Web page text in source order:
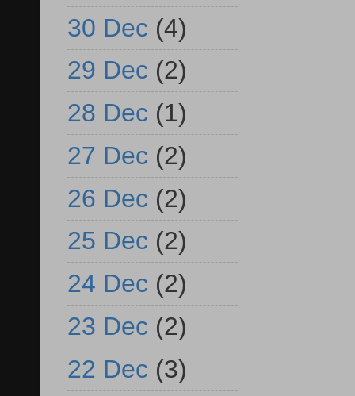
30 Dec (4)
29 Dec (2)
28 Dec (1)
27 Dec (2)
26 Dec (2)
25 Dec (2)
24 Dec (2)
23 Dec (2)
22 Dec (3)